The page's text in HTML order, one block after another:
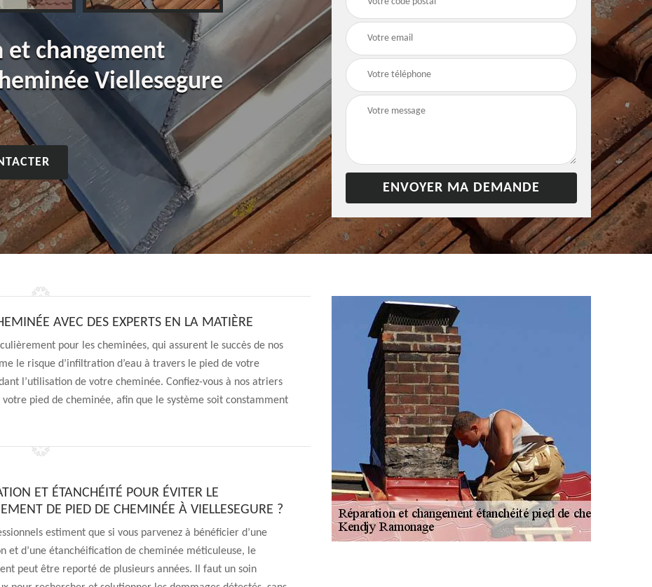
et changement
Viellesegure
AVEC DES EXPERTS EN LA MATIÈRE
pour les cheminées, qui assurent le succès de nos
le risque d’infiltration d’eau à travers le pied de votre
l’utilisation de votre cheminée. Confiez-vous à nos atriers
pied de cheminée, afin que le système soit constamment
ET ÉTANCHÉITÉ POUR ÉVITER LE
DE PIED DE CHEMINÉE À VIELLESEGURE ?
estiment que si vous parvenez à bénéficier d’une
et d’une étanchéification de cheminée méticuleuse, le
peut être reporté de plusieurs années. Il faut un soin